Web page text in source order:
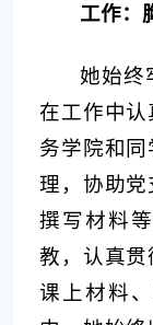
工作：
她始终
在工作中
务学院和
理，协助党
撰写材料
教，认真贯
课上材料